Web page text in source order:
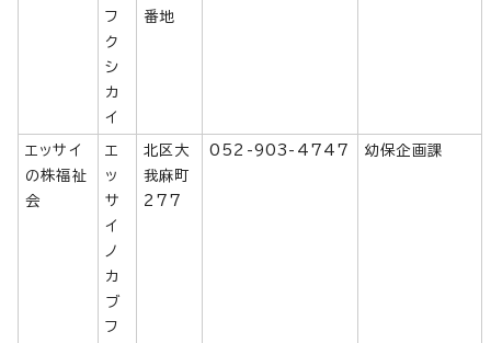
フ
ク
シ
カ
イ
番地
エッサイ
の株福祉
会
エ
ッ
サ
イ
ノ
カ
ブ
フ
北区大
我麻町
277
052-903-4747 幼保企画課